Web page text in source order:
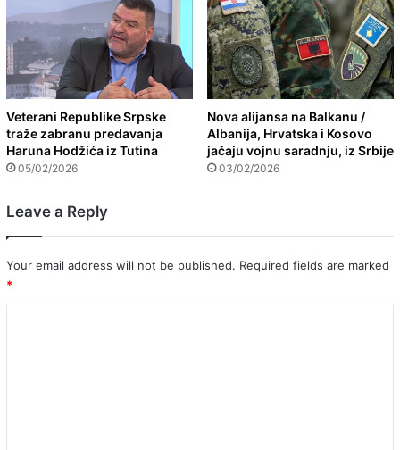
Veterani Republike Srpske
traže zabranu predavanja
Haruna Hodžića iz Tutina
05/02/2026
Nova alijansa na Balkanu /
Albanija, Hrvatska i Kosovo
jačaju vojnu saradnju, iz Srbije
03/02/2026
Leave a Reply
Your email address will not be published. Required fields are marked
*